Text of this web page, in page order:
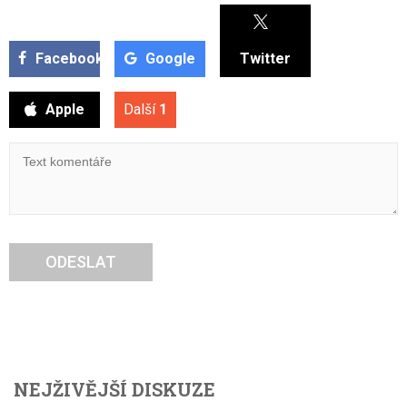
Facebook Google Twitter
Apple Další 1
ODESLAT
NEJŽIVĚJŠÍ DISKUZE